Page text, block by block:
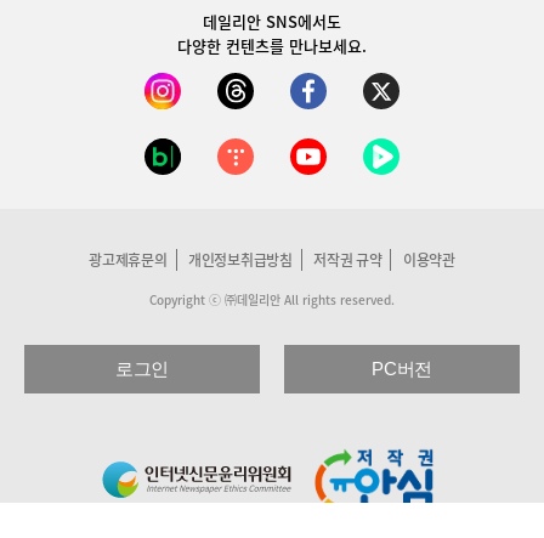
데일리안 SNS에서도
다양한 컨텐츠를 만나보세요.
광고제휴문의 개인정보취급방침 저작권 규약 이용약관
Copyright ⓒ ㈜데일리안 All rights reserved.
로그인 PC버전